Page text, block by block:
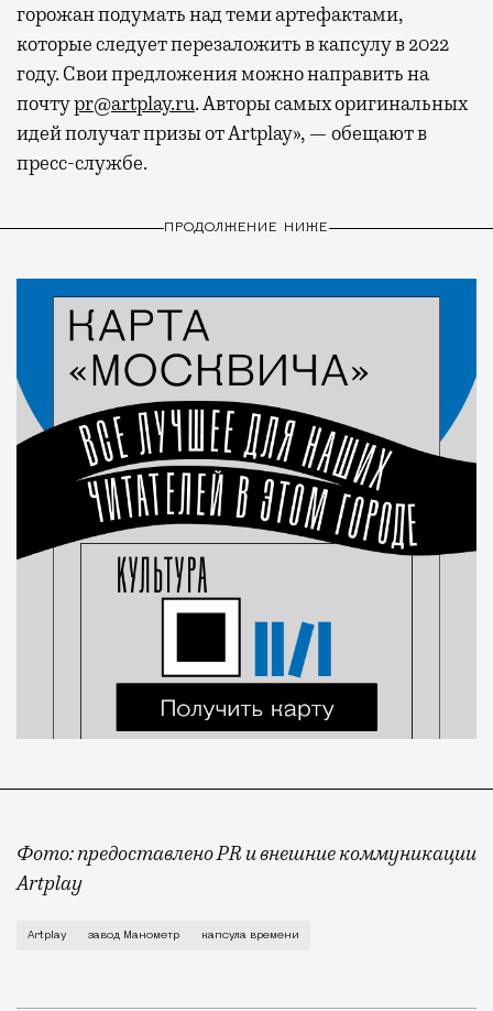
горожан подумать над теми артефактами,
которые следует перезаложить в капсулу в 2022
году. Свои предложения можно направить на
почтуpr@artplay.ru. Авторы самых оригинальных
идей получат призы от Artplay», — обещают в
пресс-службе.
ПРОДОЛЖЕНИЕ НИЖЕ
Фото: предоставлено PR и внешние коммуникации
Artplay
Наш многострадальный 2022 год выбран для
Artplay завод Манометр капсула времени